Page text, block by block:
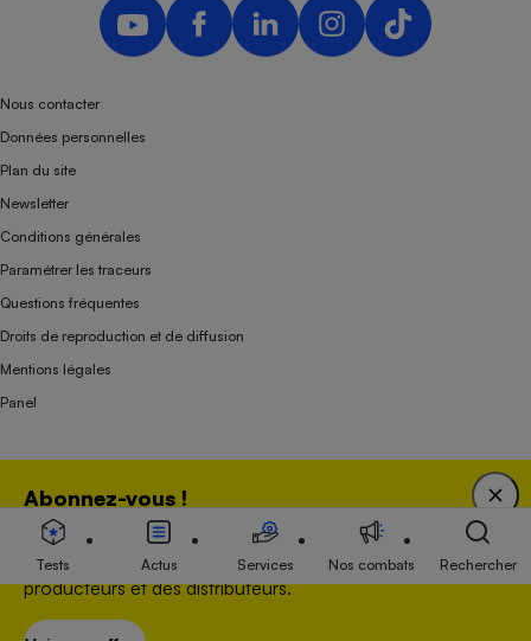
Abonnez-vous !
Bénéficiez d'une expertise unique tout en soutenant
une association 100 % indépendante de l'Etat, des
producteurs et des distributeurs.
Nous contacter
Données personnelles
Plan du site
Newsletter
Conditions générales
Paramétrer les traceurs
Questions fréquentes
Droits de reproduction et de diffusion
Mentions légales
Panel
Association indépendante de l’État, des syndicats, des producteurs et des
distributeurs depuis 1951.
Tests Actus Services Nos combats Rechercher